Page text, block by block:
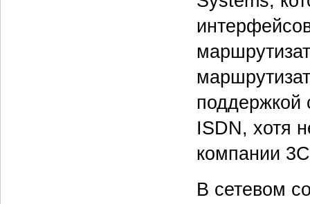
поддержкой
ISDN, хотя
компании
В сетевом